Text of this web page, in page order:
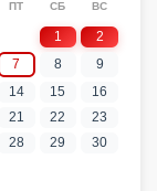
ПТ СБ ВС
1
2
7 8
9
14 15
16
21 22
23
28 29
30